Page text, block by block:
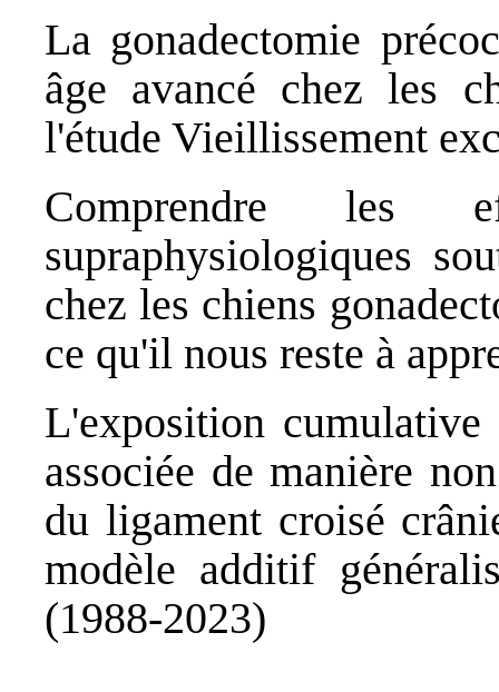
La gonadectomie
âge avancé chez les
l'étude Vieillissement
Comprendre les
supraphysiologiques
chez les chiens
ce qu'il nous reste à
L'exposition cumulative
associée de manière
du ligament croisé
modèle additif
(1988-2023)